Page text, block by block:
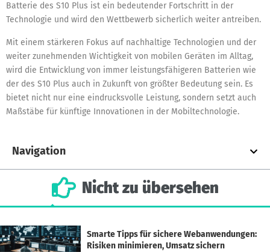
Batterie des S10 Plus ist ein bedeutender Fortschritt in der
Technologie und wird den Wettbewerb sicherlich weiter antreiben.
Mit einem stärkeren Fokus auf nachhaltige Technologien und der
weiter zunehmenden Wichtigkeit von mobilen Geräten im Alltag,
wird die Entwicklung von immer leistungsfähigeren Batterien wie
der des S10 Plus auch in Zukunft von größter Bedeutung sein. Es
bietet nicht nur eine eindrucksvolle Leistung, sondern setzt auch
Maßstäbe für künftige Innovationen in der Mobiltechnologie.
Navigation
Nicht zu übersehen
Smarte Tipps für sichere Webanwendungen:
Risiken minimieren, Umsatz sichern